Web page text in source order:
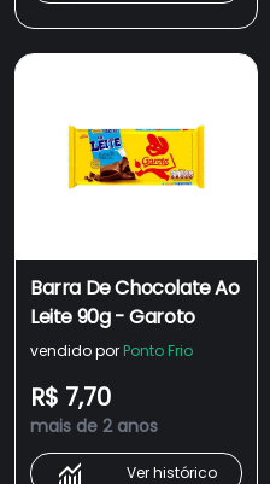
Barra De Chocolate Ao
Leite 90g - Garoto
vendido por Ponto Frio
R$ 7,70
mais de 2 anos
Ver histórico